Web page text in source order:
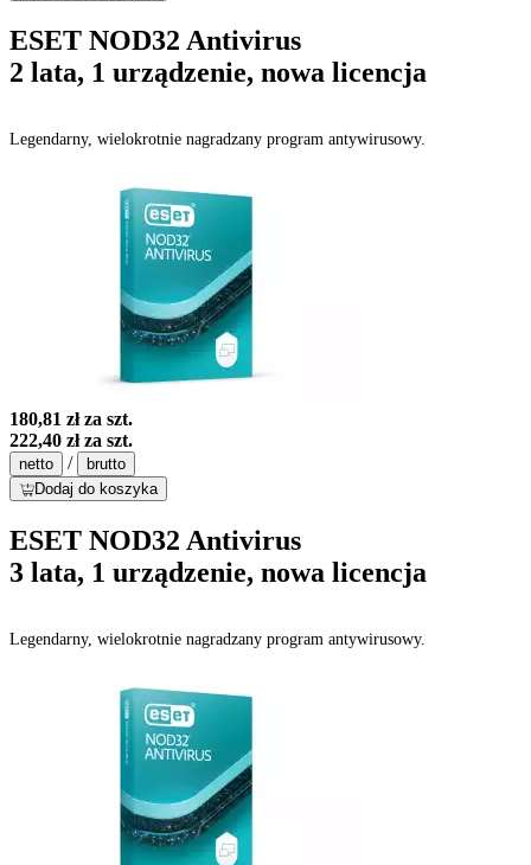
ESET NOD32 Antivirus
2 lata, 1 urządzenie, nowa licencja
Legendarny, wielokrotnie nagradzany program antywirusowy.
180,81 złza szt.
222,40 złza szt.
netto /
brutto
Dodaj do koszyka
ESET NOD32 Antivirus
3 lata, 1 urządzenie, nowa licencja
Legendarny, wielokrotnie nagradzany program antywirusowy.